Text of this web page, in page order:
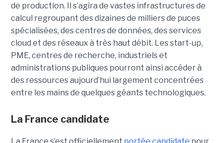
de production. Il s’agira de vastes infrastructures de
calcul regroupant des dizaines de milliers de puces
spécialisées, des centres de données, des services
cloud et des réseaux à très haut débit. Les start-up,
PME, centres de recherche, industriels et
administrations publiques pourront ainsi accéder à
des ressources aujourd’hui largement concentrées
entre les mains de quelques géants technologiques.
La France candidate